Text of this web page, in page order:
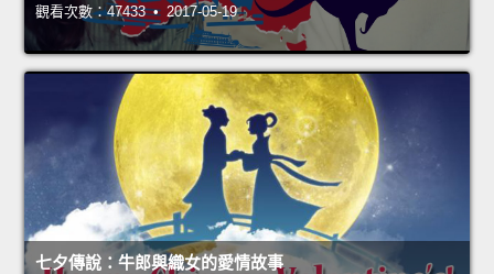
觀看次數：47433 • 2017-05-19
七夕傳說：牛郎與織女的愛情故事